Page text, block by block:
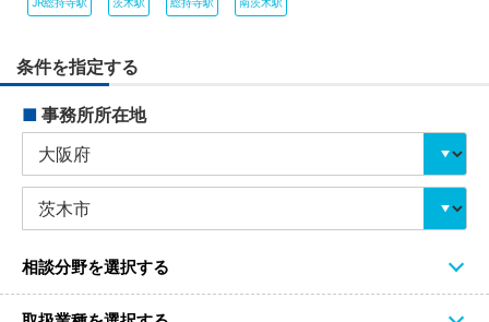
条件を指定する
■ 事務所所在地
相談分野を選択する